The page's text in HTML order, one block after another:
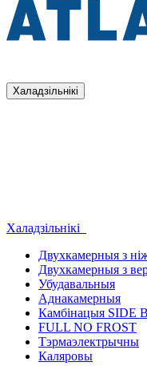
Халадзільнікі
Халадзільнікі
Двухкамерныя з
Двухкамерныя з
Убудавальныя
Аднакамерныя
Камбінацыя SIDE
FULL NO FROST
Тэрмаэлектрычны
Каляровы